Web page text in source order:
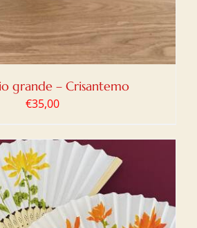
grande – Crisantemo
€35,00